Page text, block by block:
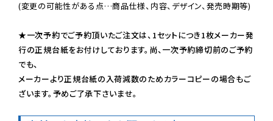
(変更の可能性がある点…商品仕様、内容、デザイン、発売時期等)
★一次予約でご予約頂いたご注文は、1セットにつき1枚メーカー発
行の正規台紙をお付けしております。尚、一次予約締切前のご予約
でも、
メーカーより正規台紙の入荷減数のためカラーコピーの場合もご
ざいます。予めご了承下さいませ。